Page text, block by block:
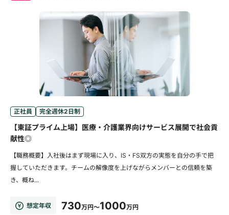
正社員 完全週休2日制
【東証プライム上場】医療・介護業界向けサービス展開で社会貢
献性◎
【職務概要】入社後はまず現場に入り、IS・FS双方の実態を自分の手で把
握していただきます。チームの解像度を上げながらメンバーとの信頼を築
き、概ね...
想定年収 730万円～1000万円